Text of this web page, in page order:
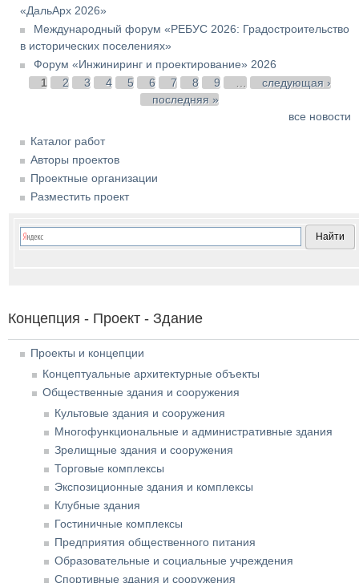
«ДальАрх 2026»
Международный форум «РЕБУС 2026: Градостроительство
в исторических поселениях»
Форум «Инжиниринг и проектирование» 2026
Страницы
1 2 3 4 5 6 7 8 9
следующая ›
последняя »
все новости
Каталог работ
Авторы проектов
Проектные организации
Разместить проект
Концепция - Проект - Здание
Проекты и концепции
Концептуальные архитектурные объекты
Общественные здания и сооружения
Культовые здания и сооружения
Многофункциональные и административные здания
Зрелищные здания и сооружения
Торговые комплексы
Экспозиционные здания и комплексы
Клубные здания
Гостиничные комплексы
Предприятия общественного питания
Образовательные и социальные учреждения
Спортивные здания и сооружения